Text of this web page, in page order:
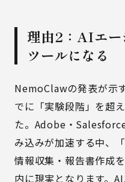
理由2：AIエー
ツールになる
NemoClawの発表が示
でに「実験段階」を超
た。Adobe・
み込みが加速する中、
情報収集・報告書作成
内に現実となります。